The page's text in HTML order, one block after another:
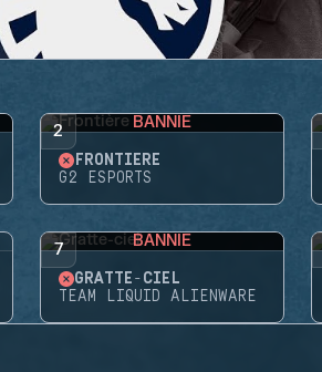
2 BANNIE
FRONTIÈRE
G2 ESPORTS
7 BANNIE
GRATTE-CIEL
TEAM LIQUID ALIENWARE